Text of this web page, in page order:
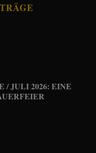
/ JULI 2026: EINE